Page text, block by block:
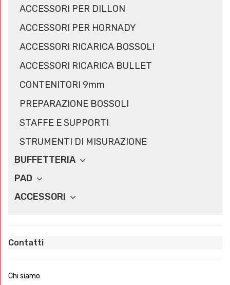
ACCESSORI PER DILLON
ACCESSORI PER HORNADY
ACCESSORI RICARICA BOSSOLI
ACCESSORI RICARICA BULLET
CONTENITORI 9mm
PREPARAZIONE BOSSOLI
STAFFE E SUPPORTI
STRUMENTI DI MISURAZIONE
BUFFETTERIA
PAD
ACCESSORI
Contatti
Chi siamo